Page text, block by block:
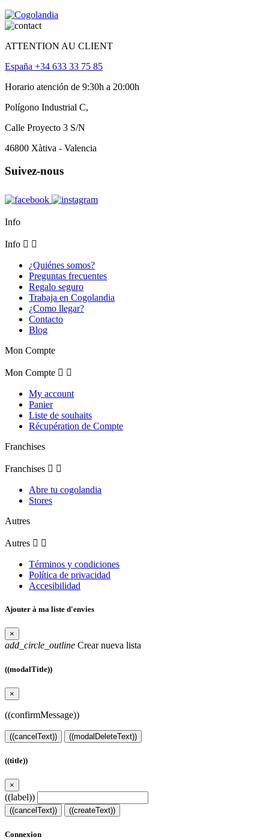
ATTENTION AU CLIENT
España +34 633 33 75 85
Horario atención de 9:30h a 20:00h
Polígono Industrial C,
Calle Proyecto 3 S/N
46800 Xàtiva - Valencia
Suivez-nous
Info
Info  
¿Quiénes somos?
Preguntas frecuentes
Regalo seguro
Trabaja en Cogolandia
¿Como llegar?
Contacto
Blog
Mon Compte
Mon Compte  
My account
Panier
Liste de souhaits
Récupération de Compte
Franchises
Franchises  
Abre tu cogolandia
Stores
Autres
Autres  
Términos y condiciones
Política de privacidad
Accesibilidad
Ajouter à ma liste d'envies
×
add_circle_outline Crear nueva lista
((modalTitle))
×
((confirmMessage))
((cancelText)) ((modalDeleteText))
((title))
×
((label))
((cancelText)) ((createText))
Connexion